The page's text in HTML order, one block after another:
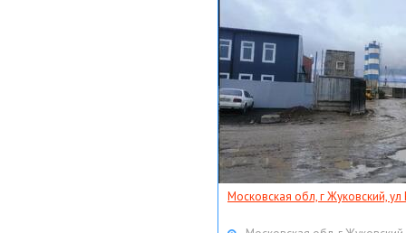
Московская обл, г Жуковский,